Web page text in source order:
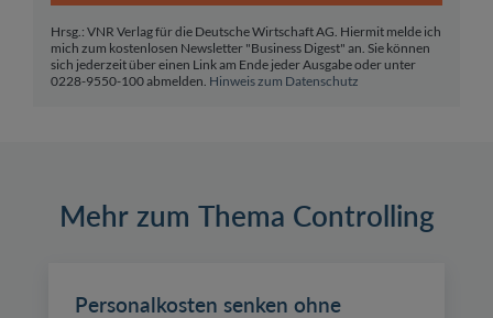
Hrsg.: VNR Verlag für die Deutsche Wirtschaft AG. Hiermit melde ich
mich zum kostenlosen Newsletter "Business Digest" an. Sie können
sich jederzeit über einen Link am Ende jeder Ausgabe oder unter
0228-9550-100 abmelden. Hinweis zum Datenschutz
Mehr zum Thema Controlling
Personalkosten senken ohne